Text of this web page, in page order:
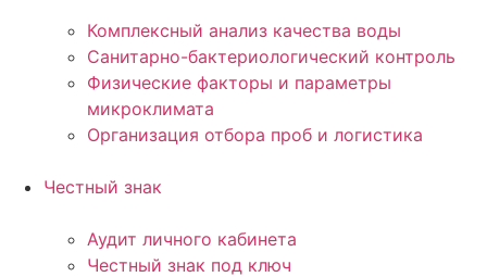
Комплексный анализ качества воды
Санитарно-бактериологический контроль
Физические факторы и параметры
микроклимата
Организация отбора проб и логистика
Честный знак
Аудит личного кабинета
Честный знак под ключ